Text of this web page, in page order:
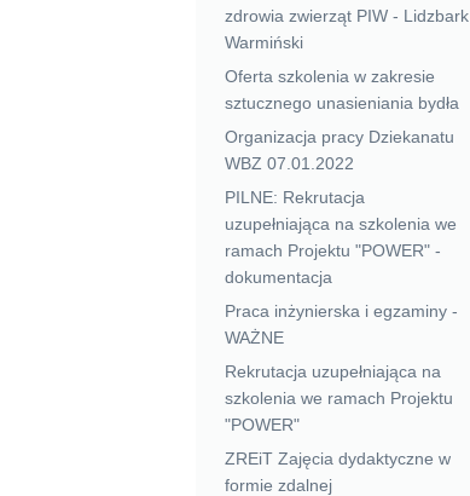
zdrowia zwierząt PIW - Lidzbark
Warmiński
Oferta szkolenia w zakresie
sztucznego unasieniania bydła
Organizacja pracy Dziekanatu
WBZ 07.01.2022
PILNE: Rekrutacja
uzupełniająca na szkolenia we
ramach Projektu "POWER" -
dokumentacja
Praca inżynierska i egzaminy -
WAŻNE
Rekrutacja uzupełniająca na
szkolenia we ramach Projektu
"POWER"
ZREiT Zajęcia dydaktyczne w
formie zdalnej